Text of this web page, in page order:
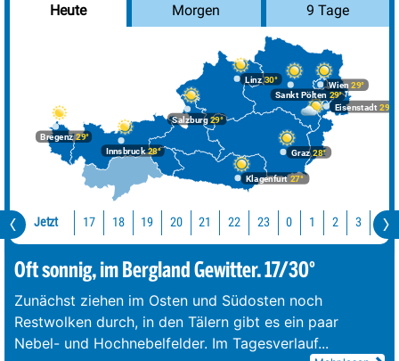
Heute Morgen 9 Tage
Bregenz29°
Graz28°
Innsbruck28°
Klagenfurt 27°
Linz30°
Salzburg29°
Wien 29°
Eisenstadt 29°
Sankt Pölten 29°
Jetzt 17 18 19 20 21 22 23 0 1 2 3 4
Oft sonnig, im Bergland Gewitter. 17/30°
Zunächst ziehen im Osten und Südosten noch
Restwolken durch, in den Tälern gibt es ein paar
Nebel- und Hochnebelfelder. Im Tagesverlauf...